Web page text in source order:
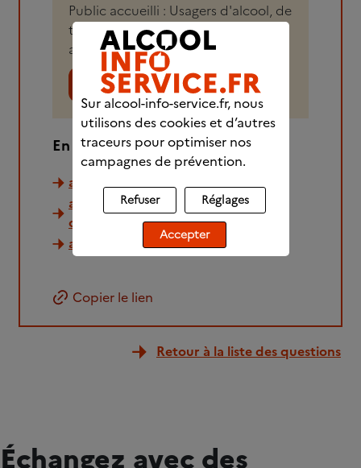
Public accueilli : Usagers d'alcool, de
tabac, personnes confrontées à une
addiction sans substance
Voir plus de détails
En savoir plus :
alcool, où en êtes vous?
alcool, comment réduire sa
consommation
alcool, comment arrêter de boire
Copier le lien
Retour à la liste des questions
Échangez avec des
Sur alcool-info-service.fr, nous
utilisons des cookies et d’autres
traceurs pour optimiser nos
campagnes de prévention.
Refuser Réglages
Accepter